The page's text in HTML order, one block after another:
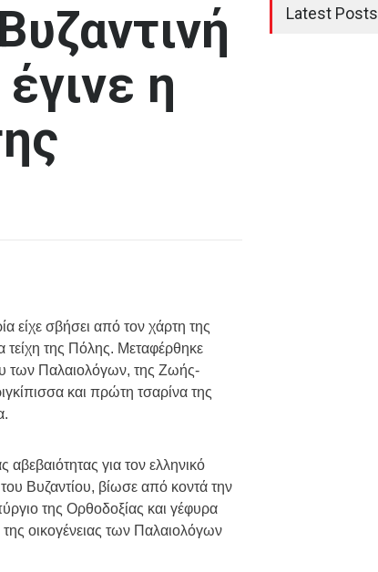
η
είχε σβήσει από τον χάρτη της
τείχη της Πόλης. Μεταφέρθηκε
των Παλαιολόγων, της Ζωής-
και πρώτη τσαρίνα της
για τον ελληνικό
Βυζαντίου, βίωσε από κοντά την
της Ορθοδοξίας και γέφυρα
οικογένειας των Παλαιολόγων
Latest Posts